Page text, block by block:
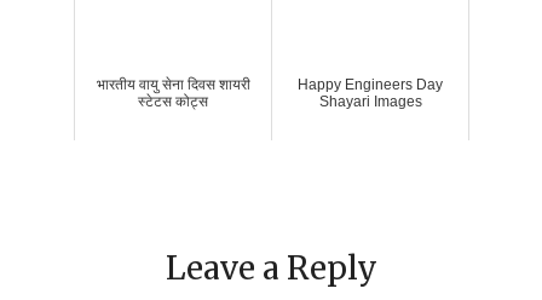
भारतीय वायु सेना दिवस शायरी
स्टेटस कोट्स
Happy Engineers Day
Shayari Images
Leave a Reply